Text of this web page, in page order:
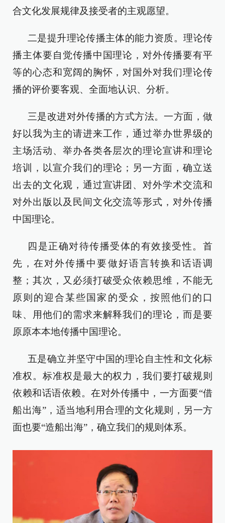
合文化发展规律及接受者的主观愿望。
二是提升理论传播主体的能力资质。理论传
播主体要自觉传播中国理论，对外传播要有平
等的心态和宽阔的胸怀，对国外对我们理论传
播的评价要客观、全面地认识、分析。
三是改进对外传播的方式方法。一方面，做
好以我为主的请进来工作，通过举办世界级的
主场活动、举办各类各层次的理论宣讲和理论
培训，以宣介我们的理论；另一方面，确立送
出去的文化观，通过宣讲团、对外学术交流和
对外出版以及民间文化交流等形式，对外传播
中国理论。
四是正确对待传播受体的有效接受性。首
先，在对外传播中要做好语言转换和话语调
整；其次，又必须打破受众依赖思维，不能无
原则的迎合某些国家的受众，按照他们的口
味、用他们的需求来解释我们的理论，而是要
原原本本地传播中国理论。
五是确立并坚守中国的理论自主性和文化标
准权。标准权是最大的权力，我们要打破规则
依赖和话语依赖。在对外传播中，一方面要“借
船出海”，适当地利用合理的文化规则，另一方
面也要“造船出海”，确立我们的规则体系。